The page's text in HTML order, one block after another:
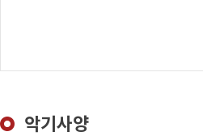
악기사양